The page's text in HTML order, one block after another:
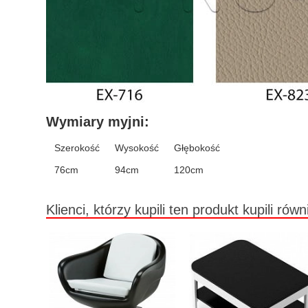
Wymiary myjni:
Szerokość Wysokość
Głębokość
76cm
94cm 120cm
Klienci, którzy kupili ten produkt kupili